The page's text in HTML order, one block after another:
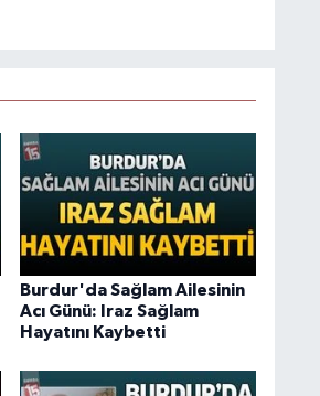
Burdur'da Sağlam Ailesinin
Acı Günü: Iraz Sağlam
Hayatını Kaybetti